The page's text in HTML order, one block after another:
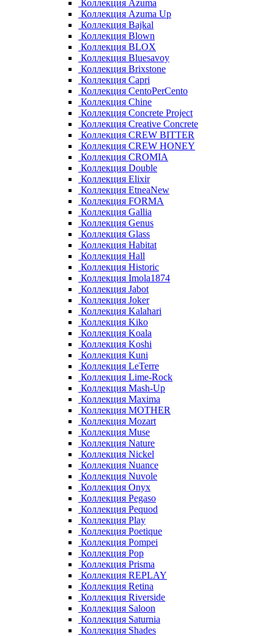
Коллекция Azuma
Коллекция Azuma Up
Коллекция Bajkal
Коллекция Blown
Коллекция BLOX
Коллекция Bluesavoy
Коллекция Brixstone
Коллекция Capri
Коллекция CentoPerCento
Коллекция Chine
Коллекция Concrete Project
Коллекция Creative Concrete
Коллекция CREW BITTER
Коллекция CREW HONEY
Коллекция CROMIA
Коллекция Double
Коллекция Elixir
Коллекция EtneaNew
Коллекция FORMA
Коллекция Gallia
Коллекция Genus
Коллекция Glass
Коллекция Habitat
Коллекция Hall
Коллекция Historic
Коллекция Imola1874
Коллекция Jabot
Коллекция Joker
Коллекция Kalahari
Коллекция Kiko
Коллекция Koala
Коллекция Koshi
Коллекция Kuni
Коллекция LeTerre
Коллекция Lime-Rock
Коллекция Mash-Up
Коллекция Maxima
Коллекция MOTHER
Коллекция Mozart
Коллекция Muse
Коллекция Nature
Коллекция Nickel
Коллекция Nuance
Коллекция Nuvole
Коллекция Onyx
Коллекция Pegaso
Коллекция Pequod
Коллекция Play
Коллекция Poetique
Коллекция Pompei
Коллекция Pop
Коллекция Prisma
Коллекция REPLAY
Коллекция Retina
Коллекция Riverside
Коллекция Saloon
Коллекция Saturnia
Коллекция Shades